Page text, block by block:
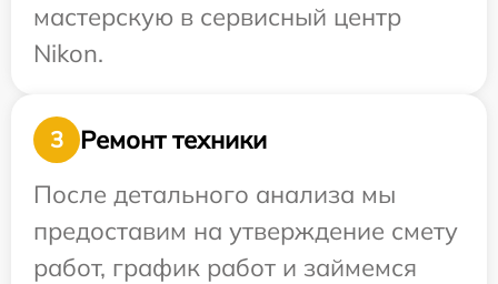
мастерскую в сервисный центр
Nikon.
3
Ремонт техники
После детального анализа мы
предоставим на утверждение смету
работ, график работ и займемся